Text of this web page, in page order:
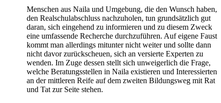
Menschen aus Naila und Umgebung, die den Wunsch haben,
den Realschulabschluss nachzuholen, tun grundsätzlich gut
daran, sich eingehend zu informieren und zu diesem Zweck
eine umfassende Recherche durchzuführen. Auf eigene Faust
kommt man allerdings mitunter nicht weiter und sollte dann
nicht davor zurückscheuen, sich an versierte Experten zu
wenden. Im Zuge dessen stellt sich unweigerlich die Frage,
welche Beratungsstellen in Naila existieren und Interessierten
an der mittleren Reife auf dem zweiten Bildungsweg mit Rat
und Tat zur Seite stehen.